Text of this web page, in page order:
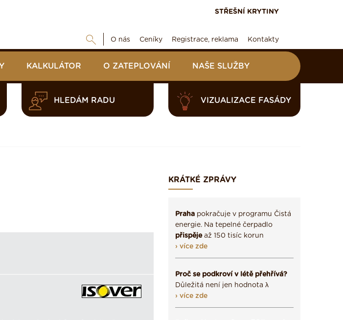
STŘEŠNÍ KRYTINY
O nás Ceníky Registrace, reklama Kontakty
KALKULÁTOR O ZATEPLOVÁNÍ NAŠE SLUŽBY
HLEDÁM RADU VIZUALIZACE FASÁDY
KRÁTKÉ ZPRÁVY
Praha pokračuje v programu Čistá
energie. Na tepelné čerpadlo
přispějeaž 150 tisíc korun
› více zde
Proč se podkroví v létě přehřívá?
Důležitá není jen hodnota λ
› více zde